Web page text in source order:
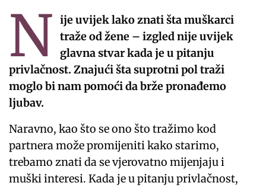
N ije uvijek lako znati šta muškarci
traže od žene – izgled nije uvijek
glavna stvar kada je u pitanju
privlačnost. Znajući šta suprotni pol traži
moglo bi nam pomoći da brže pronađemo
ljubav.
Naravno, kao što se ono što tražimo kod
partnera može promijeniti kako starimo,
trebamo znati da se vjerovatno mijenjaju i
muški interesi. Kada je u pitanju privlačnost,